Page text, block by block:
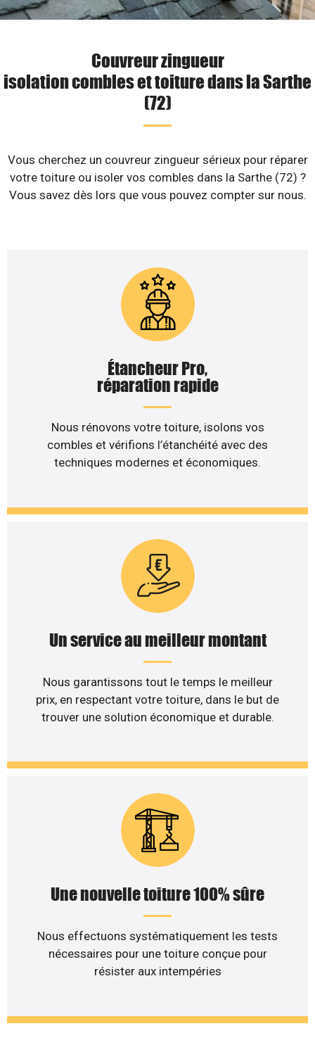
Couvreur zingueur
isolation combles et toiture dans la Sarthe
(72)
Vous cherchez un couvreur zingueur sérieux pour réparer
votre toiture ou isoler vos combles dans la Sarthe (72) ?
Vous savez dès lors que vous pouvez compter sur nous.
Étancheur Pro,
réparation rapide
Nous rénovons votre toiture, isolons vos
combles et vérifions l’étanchéité avec des
techniques modernes et économiques.
Un service au meilleur montant
Nous garantissons tout le temps le meilleur
prix, en respectant votre toiture, dans le but de
trouver une solution économique et durable.
Une nouvelle toiture 100% sûre
Nous effectuons systématiquement les tests
nécessaires pour une toiture conçue pour
résister aux intempéries